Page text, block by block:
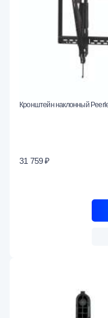
Кронштейн наклонный
31 759 ₽